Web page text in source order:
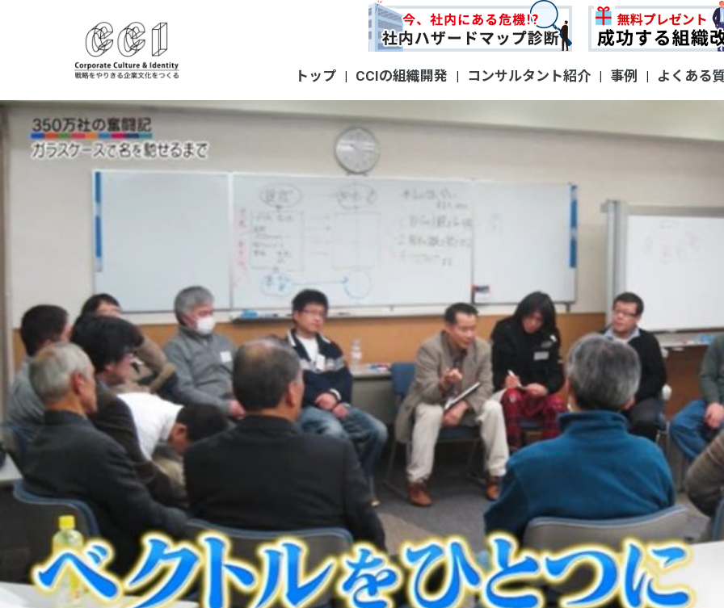
トップ | CCIの組織開発 | コンサルタント紹介 | 事例 | よくある
ライアント企業の西尾硝子鏡工業所様の組織開発がBSテレ東で特集されました。